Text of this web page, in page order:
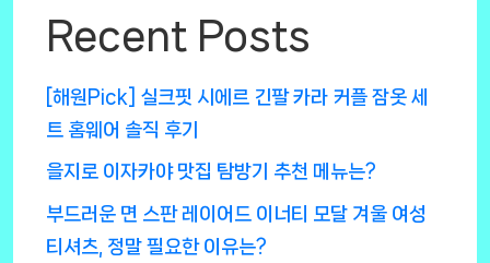
Recent Posts
[해원Pick] 실크핏 시에르 긴팔 카라 커플 잠옷 세
트 홈웨어 솔직 후기
을지로 이자카야 맛집 탐방기 추천 메뉴는?
부드러운 면 스판 레이어드 이너티 모달 겨울 여성
티셔츠, 정말 필요한 이유는?